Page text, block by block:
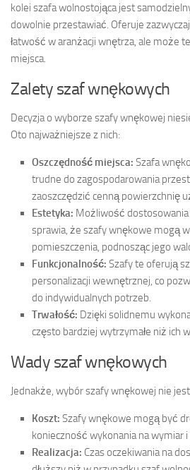
kolei szafa wolnostojąca jest
dowolnie przestawiać. Oferuje
łatwość w aranżacji wnętrza, ale może
miejsca.
Zalety szaf wnękowych
Decyzja o wyborze szafy wnękowej
Oto najważniejsze z nich:
Oszczędność miejsca: Szafa
trudne do zagospodarowania
zaoszczędzić cenną powierzchnię
Estetyka: Możliwość
sprawia, że szafy wnękowe mogą
pomieszczenia, podnosząc jego
Funkcjonalność: Szafy te oferują
personalizacji wewnętrznej, co
do indywidualnych potrzeb.
Trwałość: Dzięki solidnemu
często bardziej wytrzymałe niż ich
Wady szaf wnękowych
Jednakże, wybór szafy wnękowej nie
Koszt: Szafy wnękowe mogą być
konieczność wykonania na wymiar
Realizacja: Czas oczekiwania na